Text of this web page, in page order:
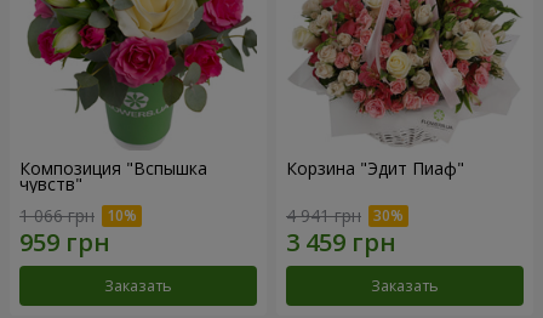
Композиция "Вспышка
чувств"
1 066 грн
Заказать
Корзина "Эдит Пиаф"
4 941 грн
Заказать